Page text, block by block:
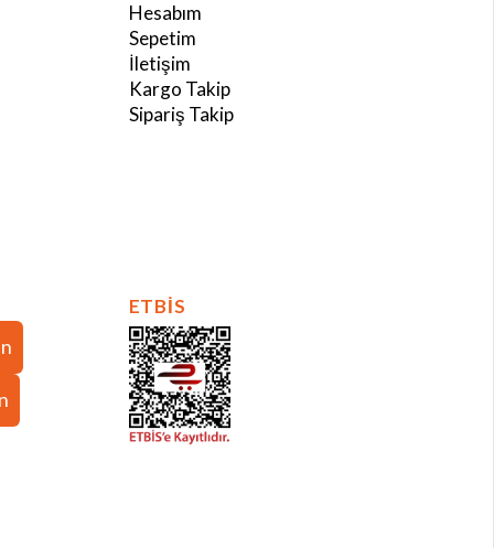
Hesabım
Sepetim
İletişim
Kargo Takip
Sipariş Takip
ETBİS